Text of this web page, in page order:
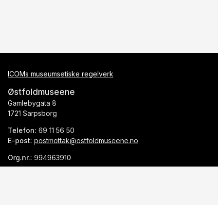
ICOMs museumsetiske regelverk
Østfoldmuseene
Gamlebygata 8
1721 Sarpsborg
Telefon: 69 11 56 50
E-post: postmottak@ostfoldmuseene.no
Org.nr.: 994963910